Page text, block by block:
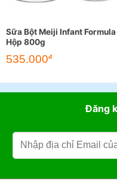
Sữa Bột Meiji Infant Formula
Hộp 800g
535.000đ
Đăng